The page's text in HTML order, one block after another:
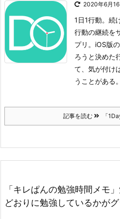
2020年6月16
1日1行動。続
行動の継続を
プリ。iOS版
ろうと決めた
て、気が付け
うことがある
記事を読む 「
「キレぱんの勉強時間メモ
どおりに勉強しているかが